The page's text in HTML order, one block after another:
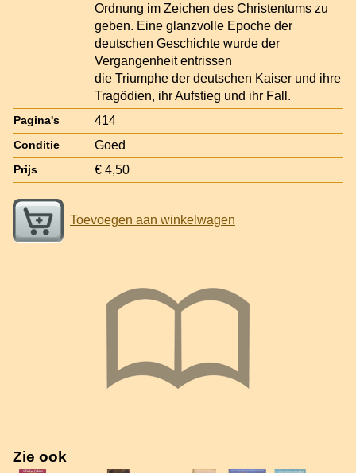
Ordnung im Zeichen des Christentums zu
geben. Eine glanzvolle Epoche der
deutschen Geschichte wurde der
Vergangenheit entrissen
die Triumphe der deutschen Kaiser und ihre
Tragödien, ihr Aufstieg und ihr Fall.
Pagina's 414
Conditie Goed
Prijs € 4,50
Toevoegen aan winkelwagen
Zie ook